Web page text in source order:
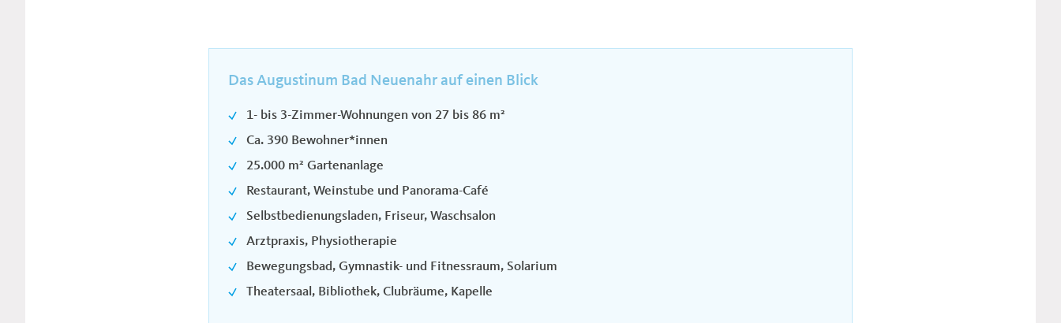
Das Augustinum Bad Neuenahr auf einen Blick
1- bis 3-Zimmer-Wohnungen von 27 bis 86 m²
Ca. 390 Bewohner*innen
25.000 m² Gartenanlage
Restaurant, Weinstube und Panorama-Café
Selbstbedienungsladen, Friseur, Waschsalon
Arztpraxis, Physiotherapie
Bewegungsbad, Gymnastik- und Fitnessraum, Solarium
Theatersaal, Bibliothek, Clubräume, Kapelle